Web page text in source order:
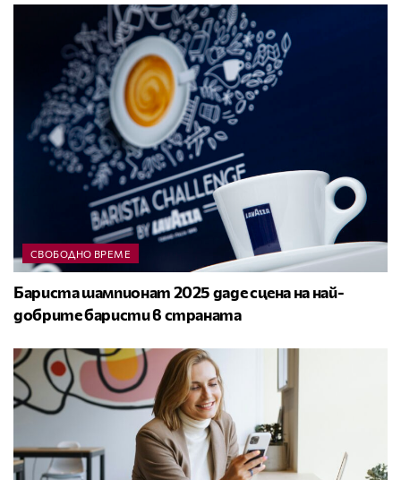
СВОБОДНО ВРЕМЕ
Бариста шампионат 2025 даде сцена на най-
добрите баристи в страната